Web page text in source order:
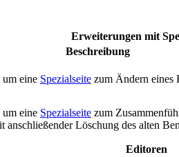
Erweiterungen mit
Beschreibung
eine Spezialseite zum Ändern eines
eine Spezialseite zum
anschließender Löschung des alten
Editoren